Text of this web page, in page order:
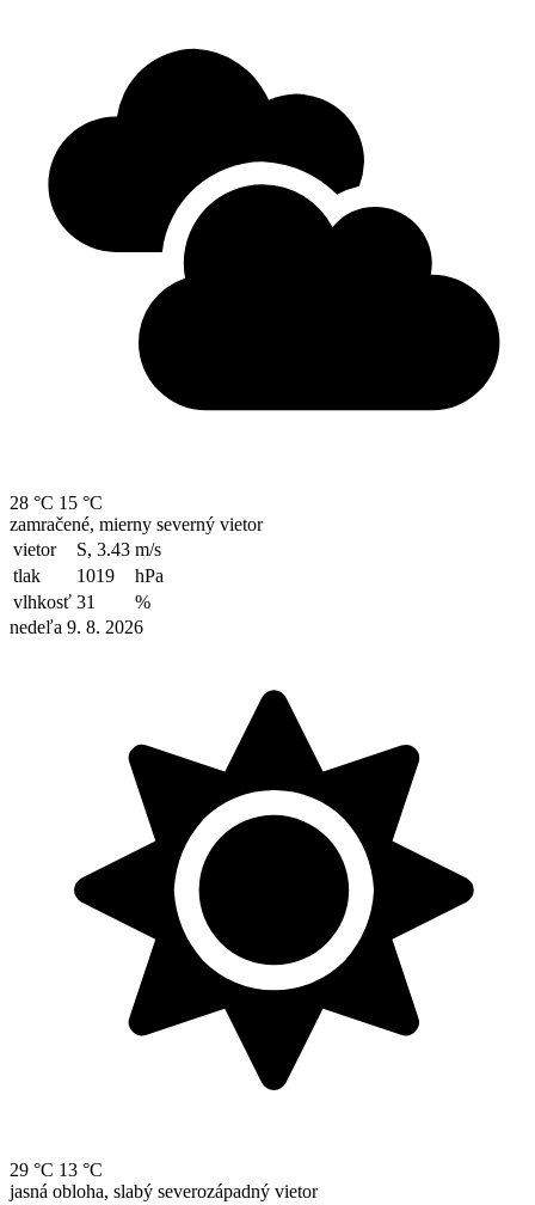
28 °C 15 °C
zamračené, mierny severný vietor
vietor
S, 3.43 m/s
tlak
1019
hPa
vlhkosť 31
%
nedeľa 9. 8. 2026
29 °C 13 °C
jasná obloha, slabý severozápadný vietor